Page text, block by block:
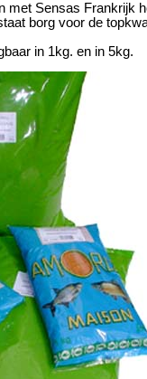
met Sensas Frankrijk
borg voor de
in 1kg. en in 5kg.